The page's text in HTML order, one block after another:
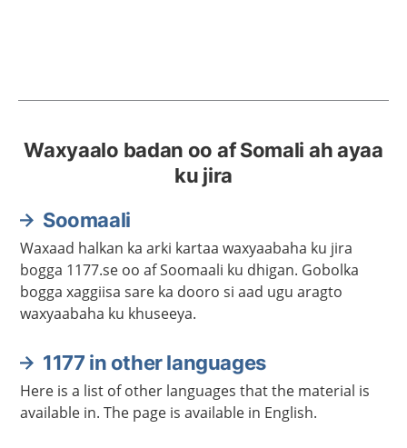
Waxyaalo badan oo af Somali ah ayaa
ku jira
Soomaali
Waxaad halkan ka arki kartaa waxyaabaha ku jira
bogga 1177.se oo af Soomaali ku dhigan. Gobolka
bogga xaggiisa sare ka dooro si aad ugu aragto
waxyaabaha ku khuseeya.
1177 in other languages
Here is a list of other languages that the material is
available in. The page is available in English.